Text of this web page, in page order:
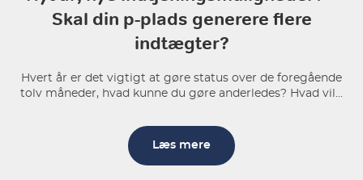
Skal din p-plads generere flere
indtægter?
Hvert år er det vigtigt at gøre status over de foregående
tolv måneder, hvad kunne du gøre anderledes? Hvad vil...
Læs mere